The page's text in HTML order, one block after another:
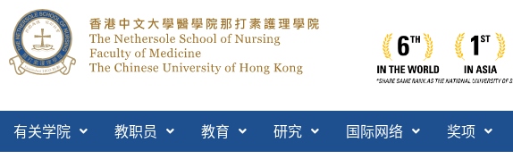
有关学院 教职员 教育 研究 国际网络 奖项